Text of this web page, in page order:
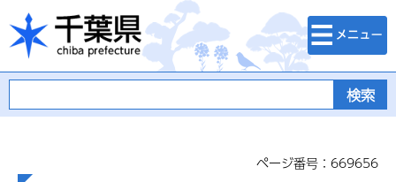
千葉県
検索・メニュ
ー
ページ番号：669656